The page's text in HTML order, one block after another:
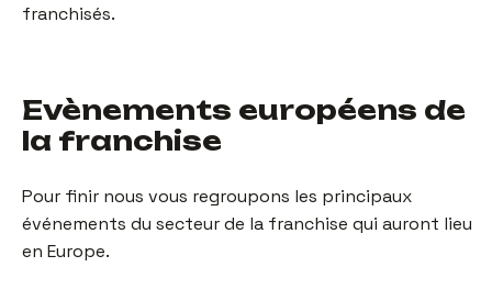
franchisés.
Evènements européens de
la franchise
Pour finir nous vous regroupons les principaux
événements du secteur de la franchise qui auront lieu
en Europe.